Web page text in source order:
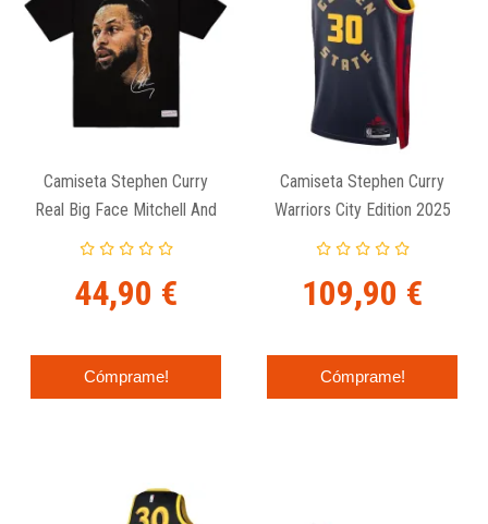
Camiseta Stephen Curry
Real Big Face Mitchell And
Ness
44,90 €
Cómprame!
Camiseta Stephen Curry
Warriors City Edition 2025
Nike Swingman
109,90 €
Cómprame!